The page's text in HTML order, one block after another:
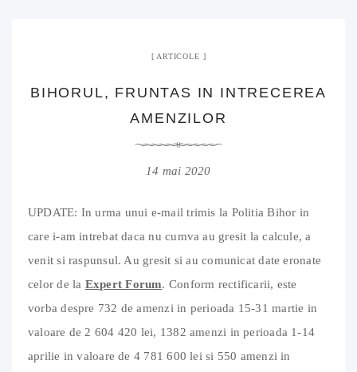
ARTICOLE
BIHORUL, FRUNTAS IN INTRECEREA
AMENZILOR
14 mai 2020
UPDATE: In urma unui e-mail trimis la Politia Bihor in
care i-am intrebat daca nu cumva au gresit la calcule, a
venit si raspunsul. Au gresit si au comunicat date eronate
celor de la Expert Forum. Conform rectificarii, este
vorba despre 732 de amenzi in perioada 15-31 martie in
valoare de 2 604 420 lei, 1382 amenzi in perioada 1-14
aprilie in valoare de 4 781 600 lei si 550 amenzi in